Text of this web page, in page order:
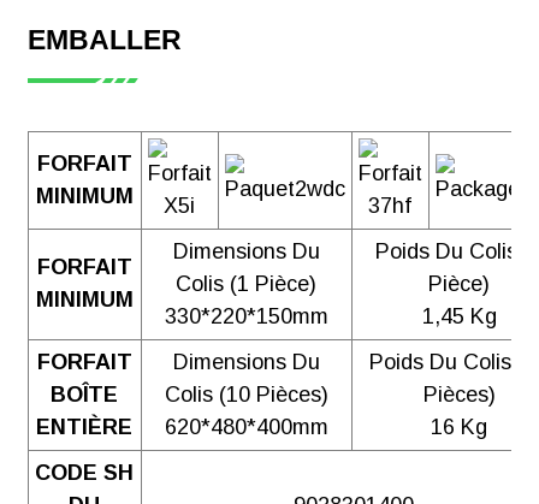
EMBALLER
FORFAIT
MINIMUM
FORFAIT
MINIMUM
Dimensions Du
Colis (1 Pièce)
330*220*150mm
Poids Du Colis
Pièce)
1,45 Kg
FORFAIT
BOÎTE
ENTIÈRE
Dimensions Du
Colis (10 Pièces)
620*480*400mm
Poids Du Colis
Pièces)
16 Kg
CODE SH